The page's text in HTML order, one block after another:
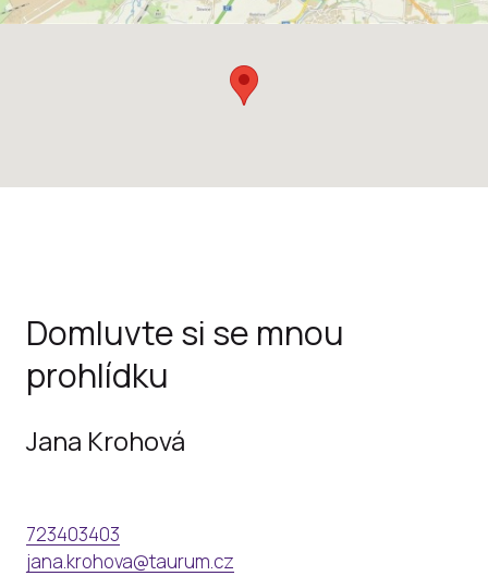
Domluvte si se mnou
prohlídku
Jana Krohová
723403403
jana.krohova@taurum.cz